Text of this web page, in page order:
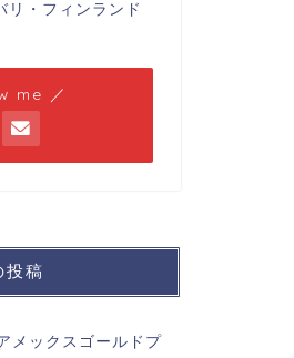
リ・フィンランド
me ／
投稿
メックスゴールドプ